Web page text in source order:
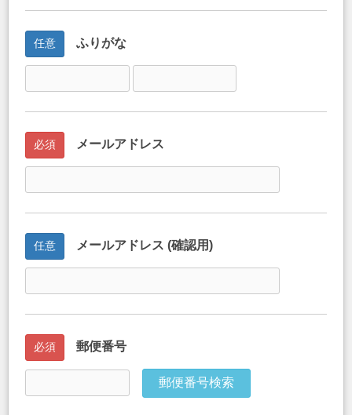
任意 ふりがな
必須 メールアドレス
任意 メールアドレス (確認用)
必須 郵便番号
郵便番号検索